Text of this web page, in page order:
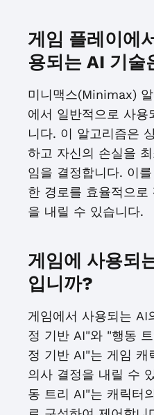
게임 플레이에
용되는 AI 기술
미니맥스(Minimax)
에서 일반적으로 사용
니다. 이 알고리즘은
하고 자신의 손실을
임을 결정합니다. 이
한 경로를 효율적으로
을 내릴 수 있습니다.
게임에 사용되
입니까?
게임에서 사용되는 AI
정 기반 AI"와 "행동
정 기반 AI"는 게임 캐
의사 결정을 내릴 수
동 트리 AI"는 캐릭터